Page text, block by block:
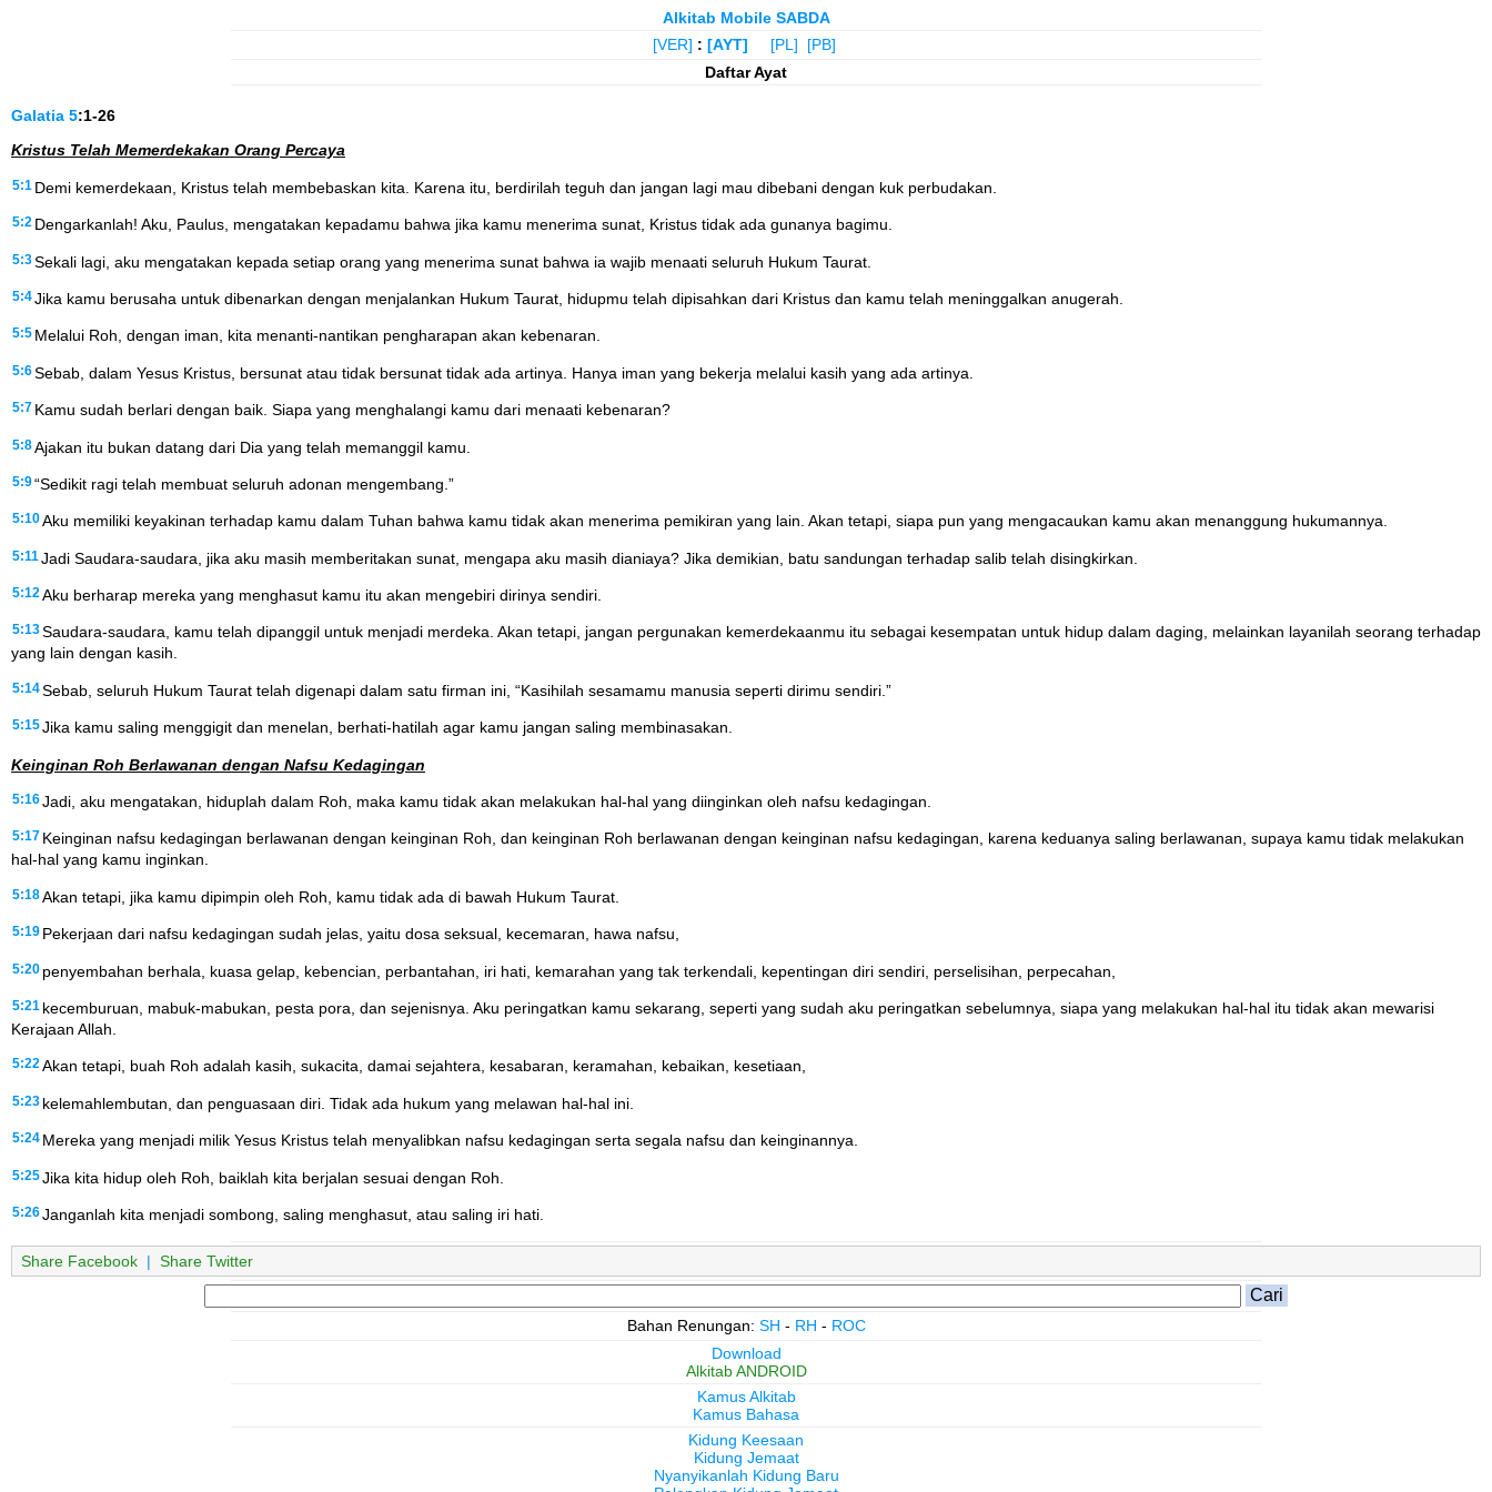
Alkitab Mobile SABDA
[VER] : [AYT] [PL]
[PB]
Daftar Ayat
Galatia 5:1-26
Kristus Telah Memerdekakan Orang Percaya
5:1 Demi kemerdekaan, Kristus telah membebaskan kita. Karena itu, berdirilah teguh dan jangan lagi mau dibebani dengan kuk perbudakan.
5:2 Dengarkanlah! Aku, Paulus, mengatakan kepadamu bahwa jika kamu menerima sunat, Kristus tidak ada gunanya bagimu.
5:3Sekali lagi, aku mengatakan kepada setiap orang yang menerima sunat bahwa ia wajib menaati seluruh Hukum Taurat.
5:4Jika kamu berusaha untuk dibenarkan dengan menjalankan Hukum Taurat, hidupmu telah dipisahkan dari Kristus dan kamu telah meninggalkan anugerah.
5:5 Melalui Roh, dengan iman, kita menanti-nantikan pengharapan akan kebenaran.
5:6Sebab, dalam Yesus Kristus, bersunat atau tidak bersunat tidak ada artinya. Hanya iman yang bekerja melalui kasih yang ada artinya.
5:7 Kamu sudah berlari dengan baik. Siapa yang menghalangi kamu dari menaati kebenaran?
5:8Ajakan itu bukan datang dari Dia yang telah memanggil kamu.
5:9“Sedikit ragi telah membuat seluruh adonan mengembang.”
5:10Aku memiliki keyakinan terhadap kamu dalam Tuhan bahwa kamu tidak akan menerima pemikiran yang lain. Akan tetapi, siapa pun yang mengacaukan kamu akan menanggung hukumannya.
5:11 Jadi Saudara-saudara, jika aku masih memberitakan sunat, mengapa aku masih dianiaya? Jika demikian, batu sandungan terhadap salib telah disingkirkan.
5:12 Aku berharap mereka yang menghasut kamu itu akan mengebiri dirinya sendiri.
5:13Saudara-saudara, kamu telah dipanggil untuk menjadi merdeka. Akan tetapi, jangan pergunakan kemerdekaanmu itu sebagai kesempatan untuk hidup dalam daging, melainkan layanilah seorang terhadap
yang lain dengan kasih.
5:14Sebab, seluruh Hukum Taurat telah digenapi dalam satu firman ini, “Kasihilah sesamamu manusia seperti dirimu sendiri.”
5:15Jika kamu saling menggigit dan menelan, berhati-hatilah agar kamu jangan saling membinasakan.
Keinginan Roh Berlawanan dengan Nafsu Kedagingan
5:16Jadi, aku mengatakan, hiduplah dalam Roh, maka kamu tidak akan melakukan hal-hal yang diinginkan oleh nafsu kedagingan.
5:17 Keinginan nafsu kedagingan berlawanan dengan keinginan Roh, dan keinginan Roh berlawanan dengan keinginan nafsu kedagingan, karena keduanya saling berlawanan, supaya kamu tidak melakukan
hal-hal yang kamu inginkan.
5:18Akan tetapi, jika kamu dipimpin oleh Roh, kamu tidak ada di bawah Hukum Taurat.
5:19 Pekerjaan dari nafsu kedagingan sudah jelas, yaitu dosa seksual, kecemaran, hawa nafsu,
5:20 penyembahan berhala, kuasa gelap, kebencian, perbantahan, iri hati, kemarahan yang tak terkendali, kepentingan diri sendiri, perselisihan, perpecahan,
5:21 kecemburuan, mabuk-mabukan, pesta pora, dan sejenisnya. Aku peringatkan kamu sekarang, seperti yang sudah aku peringatkan sebelumnya, siapa yang melakukan hal-hal itu tidak akan mewarisi
Kerajaan Allah.
5:22 Akan tetapi, buah Roh adalah kasih, sukacita, damai sejahtera, kesabaran, keramahan, kebaikan, kesetiaan,
5:23 kelemahlembutan, dan penguasaan diri. Tidak ada hukum yang melawan hal-hal ini.
5:24 Mereka yang menjadi milik Yesus Kristus telah menyalibkan nafsu kedagingan serta segala nafsu dan keinginannya.
5:25Jika kita hidup oleh Roh, baiklah kita berjalan sesuai dengan Roh.
5:26Janganlah kita menjadi sombong, saling menghasut, atau saling iri hati.
Share Facebook | Share Twitter
Bahan Renungan: SH - RH - ROC
Download
Alkitab ANDROID
Kamus Alkitab
Kamus Bahasa
Kidung Keesaan
Kidung Jemaat
Nyanyikanlah Kidung Baru